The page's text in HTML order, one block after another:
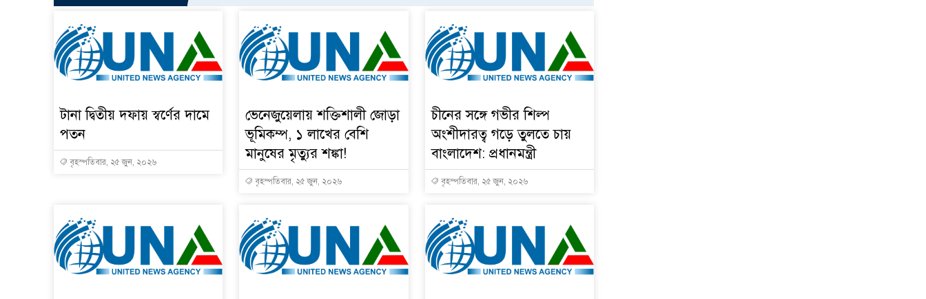
টানা দ্বিতীয় দফায় স্বর্ণের দামে
পতন
বৃহস্পতিবার, ২৫ জুন, ২০২৬
ভেনেজুয়েলায় শক্তিশালী জোড়া
ভূমিকম্প, ১ লাখের বেশি
মানুষের মৃত্যুর শঙ্কা!
বৃহস্পতিবার, ২৫ জুন, ২০২৬
চীনের সঙ্গে গভীর শিল্প
অংশীদারত্ব গড়ে তুলতে চায়
বাংলাদেশ: প্রধানমন্ত্রী
বৃহস্পতিবার, ২৫ জুন, ২০২৬